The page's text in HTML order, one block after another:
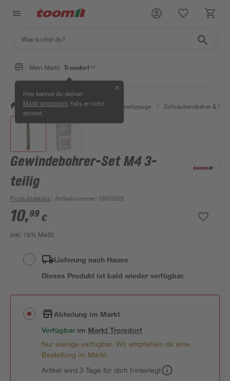
Mein Markt: Troisdorf
Hier kannst du deinen
Markt anpassen , falls er nicht
stimmt.
✕
/ Werkstatt & Maschinen / Handwerkzeuge / Schraubendreher &
Gewindebohrer-Set M4 3-
teilig
Produktdetails | Artikelnummer: 1890269
10,99 €
inkl. 19% MwSt.
Lieferung nach Hause
Dieses Produkt ist bald wieder verfügbar.
Abholung im Markt
Verfügbar im MarktTroisdorf
Nur wenige verfügbar. Wir empfehlen dir eine
Bestellung im Markt.
Artikel wird 3 Tage für dich hinterlegt